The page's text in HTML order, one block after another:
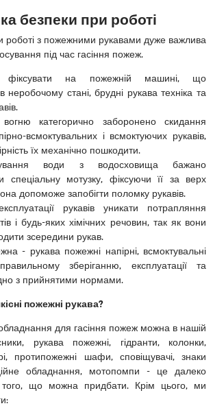
безпеки при роботі
роботі з пожежними рукавами дуже важлива
під час гасіння пожеж.
фіксувати на пожежній машині, що
неробочому стані, брудні рукава техніка та
вогню категорично заборонено скидання
всмоктувальних і всмоктуючих рукавів,
їх механічно пошкодити.
води з водосховища бажано
спеціальну мотузку, фіксуючи її за верх
допоможе запобігти поломку рукавів.
рукавів уникати потрапляння
і будь-яких хімічних речовин, так як вони
зсередини рукав.
- рукава пожежні напірні, всмоктувальні
зберіганню, експлуатації та
з прийнятими нормами.
пожежні рукава?
для гасіння пожеж можна в нашій
рукава пожежні, гідранти, колонки,
протипожежні шафи, сповіщувачі, знаки
обладнання, мотопомпи - це далеко
того, що можна придбати. Крім цього, ми